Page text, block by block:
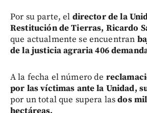
Por su parte, el director de la
Restitución de Tierras, Ricardo
que actualmente se encuentran
de la justicia agraria 406
A la fecha el número de
por las víctimas ante la Unidad,
por un total que supera lasdos